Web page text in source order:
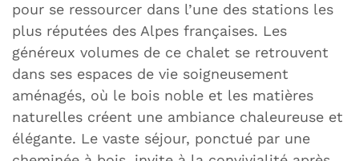
pour se ressourcer dans l’une des stations les
plus réputées des Alpes françaises. Les
généreux volumes de ce chalet se retrouvent
dans ses espaces de vie soigneusement
aménagés, où le bois noble et les matières
naturelles créent une ambiance chaleureuse et
élégante. Le vaste séjour, ponctué par une